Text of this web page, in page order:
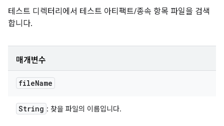
테스트 디렉터리에서 테스트 아티팩트/종속 항목 파일을 검색
합니다.
매개변수
fileName
String : 찾을 파일의 이름입니다.